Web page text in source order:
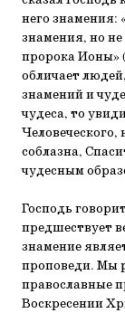
него знамения:
знамения, но
пророка Ионы»
обличает
знамений и
чудеса, то
Человеческого,
соблазна,
чудесным
Господь
предшествует
знамение
проповеди. Мы
православные
Воскресении